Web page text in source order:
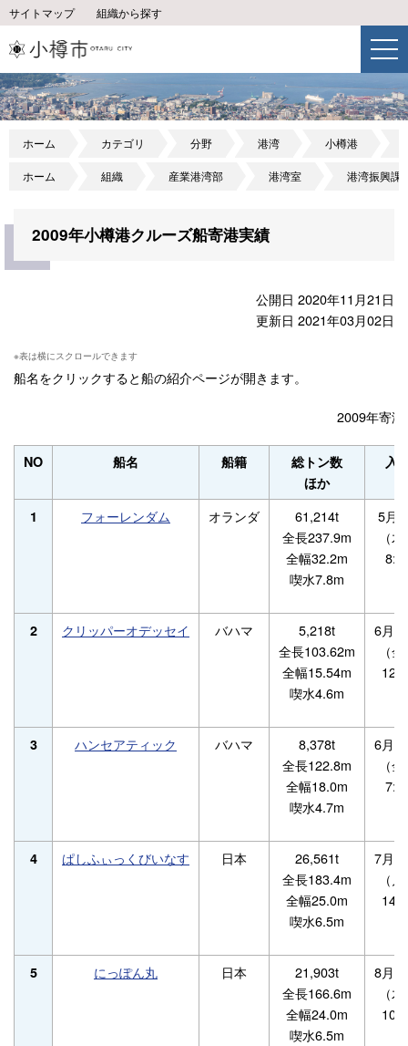
サイトマップ 組織から探す
ホーム カテゴリ 分野 港湾 小樽港
ホーム 組織 産業港湾部 港湾室 港湾振興課
2009年小樽港クルーズ船寄港実績
公開日 2020年11月21日
更新日 2021年03月02日
船名をクリックすると船の紹介ページが開きます。
2009年寄港
NO 船名 船籍
総トン数
ほか
入
1 フォーレンダム オランダ
61,214t
全長237.9m
全幅32.2m
喫水7.8m
5月
（
2 クリッパーオデッセイ バハマ
5,218t
全長103.62m
全幅15.54m
喫水4.6m
6月
（
3 ハンセアティック バハマ
8,378t
全長122.8m
全幅18.0m
喫水4.7m
6月
（
4 ぱしふぃっくびいなす 日本
26,561t
全長183.4m
全幅25.0m
喫水6.5m
7月
（
5 にっぽん丸 日本
21,903t
全長166.6m
全幅24.0m
喫水6.5m
8月
（